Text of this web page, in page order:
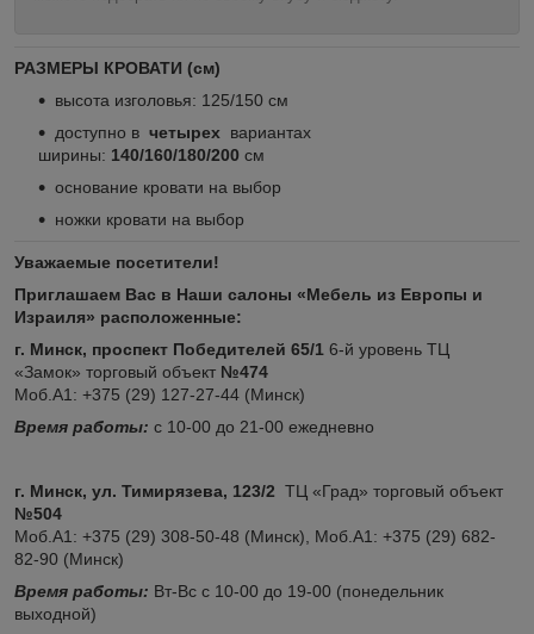
РАЗМЕРЫ КРОВАТИ (см)
высота изголовья: 125/150 см
доступно в четырех вариантах
ширины: 140/160/180/200 см
основание кровати на выбор
ножки кровати на выбор
Уважаемые посетители!
Приглашаем Вас в Наши салоны «Мебель из Европы и
Израиля» расположенные:
г. Минск, проспект Победителей 65/1 6-й уровень ТЦ
«Замок» торговый объект №474
Моб.А1: +375 (29) 127-27-44 (Минск)
Время работы: с 10-00 до 21-00 ежедневно
г. Минск, ул. Тимирязева, 123/2 ТЦ «Град» торговый объект
№504
Моб.А1: +375 (29) 308-50-48 (Минск), Моб.А1: +375 (29) 682-
82-90 (Минск)
Время работы: Вт-Вс с 10-00 до 19-00 (понедельник
выходной)